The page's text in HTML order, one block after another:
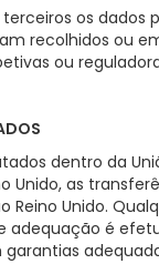
os
recolhidos ou
ou
dentro da
Unido, as
Reino Unido.
adequação é